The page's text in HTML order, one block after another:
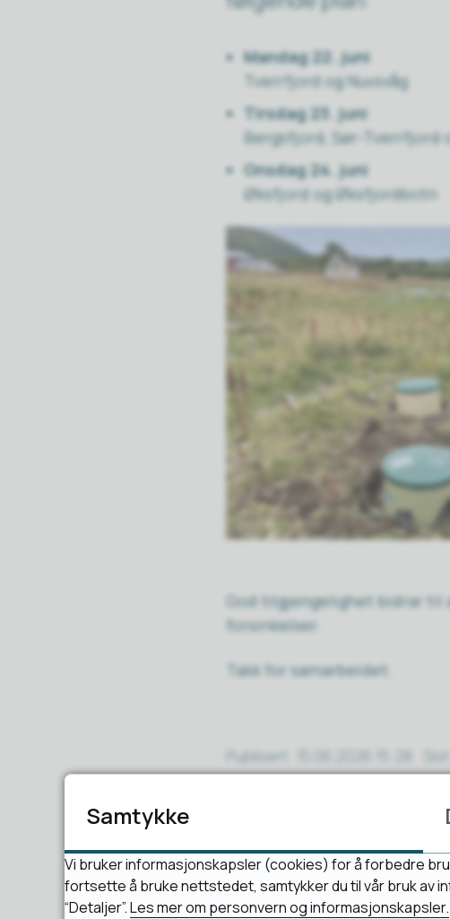
Mandag 22. juni
Tverrfjord og Nuvsvåg
Tirsdag 23. juni
Bergsfjord, Sør-Tverrfjord
Onsdag 24. juni
Øksfjord og Øksfjordbotn
God tilgjengelighet bidrar
forsinkelser.
Takk for samarbeidet.
Publisert 15.06.2026 15:28
Har du spørsmål?
Samtykke
Vi bruker informasjonskapsler (cookies) for å forbedre
fortsette å bruke nettstedet, samtykker du til vår bruk av
“Detaljer”.Les mer om personvern og informasjonskapsler.